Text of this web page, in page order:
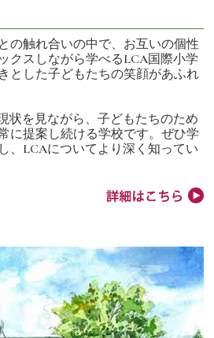
の触れ合いの中で、お互いの個性
クスしながら学べるLCA国際小学
とした子どもたちの笑顔があふれ
状を見ながら、子どもたちのため
に提案し続ける学校です。ぜひ学
、LCAについてより深く知ってい